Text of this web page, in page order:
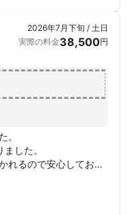
迷いましたが、その気
頂けました。
はした方が良い」とこ
希望に沿ってお見積も
らどうしよう」という
事、やらなくても良い
に助かりました。
しはお上手な方でし
て頂く前に、透明で分
良かったと思いまし
2026年7月下旬 / 土日
実際の料金38,500円
。
した。
れるので安心してお任